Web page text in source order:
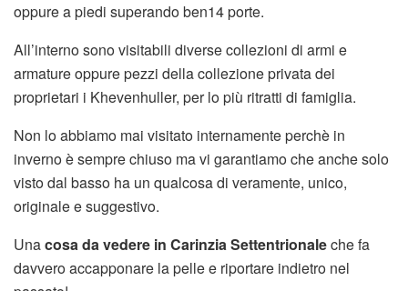
oppure a piedi superando ben14 porte.
All’interno sono visitabili diverse collezioni di armi e
armature oppure pezzi della collezione privata dei
proprietari i Khevenhuller, per lo più ritratti di famiglia.
Non lo abbiamo mai visitato internamente perchè in
inverno è sempre chiuso ma vi garantiamo che anche solo
visto dal basso ha un qualcosa di veramente, unico,
originale e suggestivo.
Unacosa da vedere in Carinzia Settentrionaleche fa
davvero accapponare la pelle e riportare indietro nel